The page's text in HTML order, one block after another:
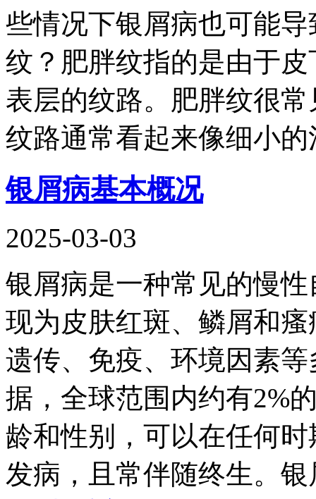
些情况下银屑病也可能
纹？肥胖纹指的是由于
表层的纹路。肥胖纹很
纹路通常看起来像细小的
银屑病基本概况
2025-03-03
银屑病是一种常见的慢
现为皮肤红斑、鳞屑和
遗传、免疫、环境因素
据，全球范围内约有2%
龄和性别，可以在任何
发病，且常伴随终生。